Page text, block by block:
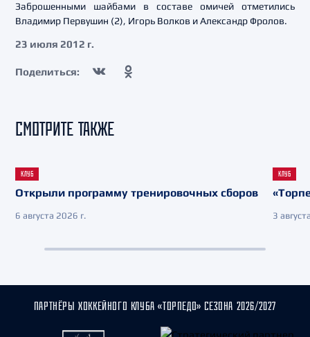
Заброшенными шайбами в составе омичей отметились
Владимир Первушин (2), Игорь Волков и Александр Фролов.
23 июля 2012 г.
Поделиться:
СМОТРИТЕ ТАКЖЕ
КЛУБ
Открыли программу тренировочных сборов
6 августа 2026 г.
КЛУБ
3
ПАРТНЁРЫ ХОККЕЙНОГО КЛУБА «ТОРПЕДО» СЕЗОНА 2026/2027